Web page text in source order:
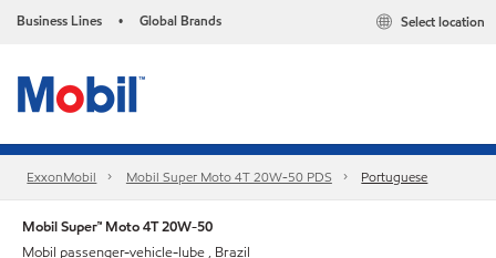
Business Lines • Global Brands Select location
ExxonMobil Mobil Super Moto 4T 20W-50 PDS Portuguese
Mobil Super™ Moto 4T 20W-50
Mobil passenger-vehicle-lube , Brazil